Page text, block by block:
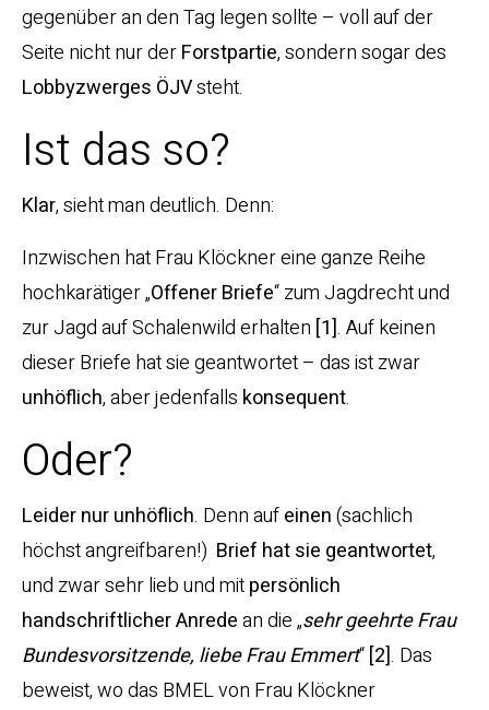
gegenüber an den Tag legen sollte – voll auf der
Seite nicht nur derForstpartie, sondern sogar des
Lobbyzwerges ÖJVsteht.
Ist das so?
Klar, sieht man deutlich. Denn:
Inzwischen hat Frau Klöckner eine ganze Reihe
hochkarätiger „Offener Briefe“ zum Jagdrecht und
zur Jagd auf Schalenwild erhalten [1]. Auf keinen
dieser Briefe hat sie geantwortet – das ist zwar
unhöflich, aber jedenfalls konsequent.
Oder?
Leider nur unhöflich. Denn aufeinen(sachlich
höchst angreifbaren!) Brief hat sie geantwortet,
und zwar sehr lieb und mitpersönlich
handschriftlicher Anredean die „sehr geehrte Frau
Bundesvorsitzende, liebe Frau Emmert“ [2]. Das
beweist, wo das BMEL von Frau Klöckner